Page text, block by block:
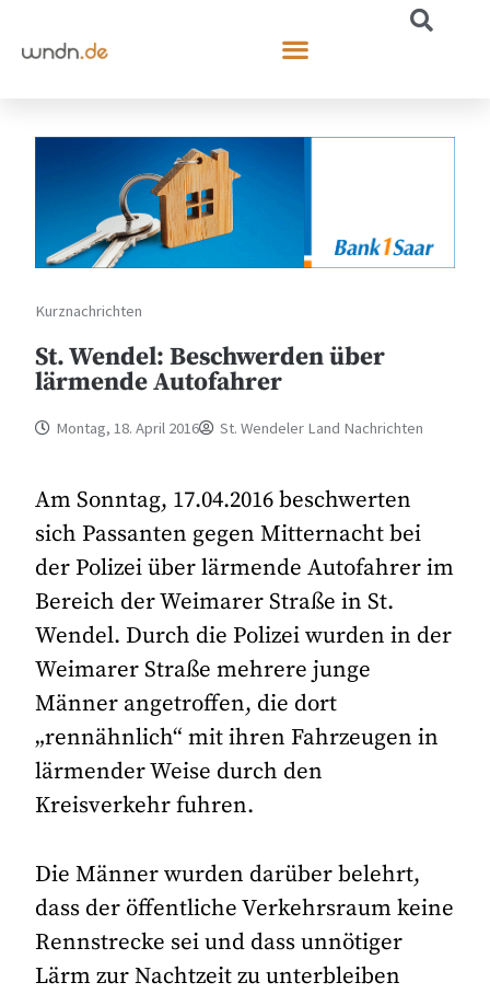
Kurznachrichten
St. Wendel: Beschwerden über
lärmende Autofahrer
Montag, 18. April 2016 St. Wendeler Land Nachrichten
Am Sonntag, 17.04.2016 beschwerten
sich Passanten gegen Mitternacht bei
der Polizei über lärmende Autofahrer im
Bereich der Weimarer Straße in St.
Wendel. Durch die Polizei wurden in der
Weimarer Straße mehrere junge
Männer angetroffen, die dort
„rennähnlich“ mit ihren Fahrzeugen in
lärmender Weise durch den
Kreisverkehr fuhren.
Die Männer wurden darüber belehrt,
dass der öffentliche Verkehrsraum keine
Rennstrecke sei und dass unnötiger
Lärm zur Nachtzeit zu unterbleiben